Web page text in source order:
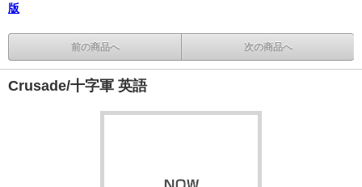
版
前の商品へ 次の商品へ
Crusade/十字軍 英語